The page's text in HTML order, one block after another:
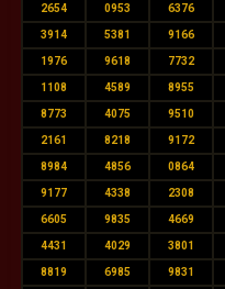
2654 0953 6376
3914 5381 9166
1976 9618 7732
1108 4589 8955
8773 4075 9510
2161 8218 9172
8984 4856 0864
9177 4338 2308
6605 9835 4669
4431 4029 3801
8819 6985 9831